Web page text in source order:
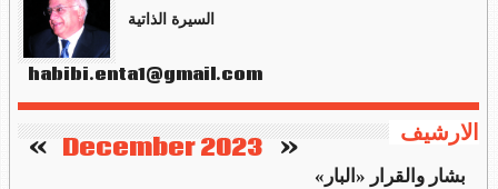
السيرة الذاتية
habibi.enta1@gmail.com
الارشيف «
December 2023
»
بشار والقرار «البار»